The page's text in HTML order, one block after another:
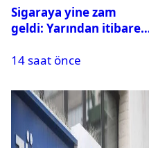
Sigaraya yine zam
geldi: Yarından itibaren
14 saat önce